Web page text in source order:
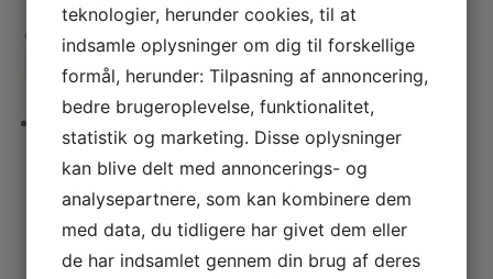
hvad
du
søger
her
Viser 2 resultaterSorteret
efter
seneste
Miniature plantestand m
håndmalede blomster
263.00kr.
teknologier, herunder cookies, til at
indsamle oplysninger om dig til forskellige
formål, herunder: Tilpasning af annoncering,
bedre brugeroplevelse, funktionalitet,
statistik og marketing. Disse oplysninger
kan blive delt med annoncerings- og
analysepartnere, som kan kombinere dem
med data, du tidligere har givet dem eller
de har indsamlet gennem din brug af deres